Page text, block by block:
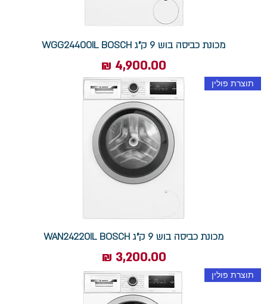
מכונת כביסה בוש 9 ק"ג WGG24400IL BOSCH
מחיר
תוצרת פולין
מכונת כביסה בוש 9 ק"ג WAN24220IL BOSCH
מחיר
תוצרת פולין